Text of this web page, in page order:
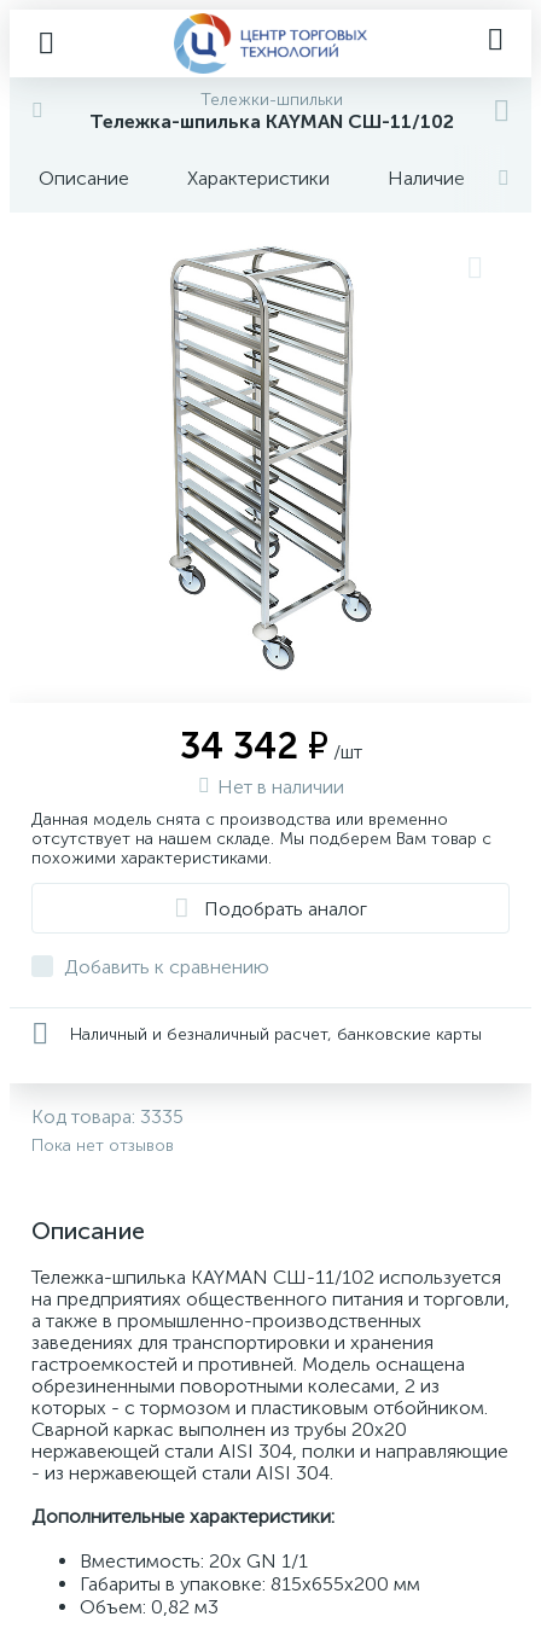
Тележки-шпильки
Тележка-шпилька KAYMAN СШ-11/102
Описание Характеристики Наличие
34 342 ₽ /шт
Нет в наличии
Данная модель снята с производства или временно
отсутствует на нашем складе. Мы подберем Вам товар с
похожими характеристиками.
Подобрать аналог
Добавить к сравнению
Наличный и безналичный расчет, банковские карты
Код товара: 3335
Пока нет отзывов
Описание
Тележка-шпилька KAYMAN СШ-11/102 используется
на предприятиях общественного питания и торговли,
а также в промышленно-производственных
заведениях для транспортировки и хранения
гастроемкостей и противней. Модель оснащена
обрезиненными поворотными колесами, 2 из
которых - с тормозом и пластиковым отбойником.
Сварной каркас выполнен из трубы 20x20
нержавеющей стали AISI 304, полки и направляющие
- из нержавеющей стали AISI 304.
Дополнительные характеристики:
Вместимость: 20x GN 1/1
Габариты в упаковке: 815x655x200 мм
Объем: 0,82 м3